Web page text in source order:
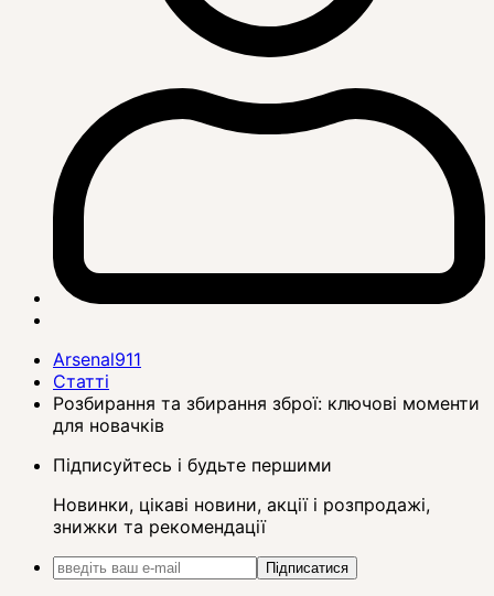
Arsenal911
Статті
Розбирання та збирання зброї: ключові моменти
для новачків
Підписуйтесь і будьте першими
Новинки, цікаві новини, акції і розпродажі,
знижки та рекомендації
Підписатися